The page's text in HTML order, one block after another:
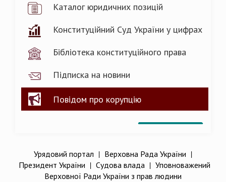
Каталог юридичних позицій
Конституційний Суд України у цифрах
Бібліотека конституційного права
Підписка на новини
Повідом про корупцію
Урядовий портал | Верховна Рада України |
Президент України | Судова влада| Уповноважений
Верховної Ради України з прав людини